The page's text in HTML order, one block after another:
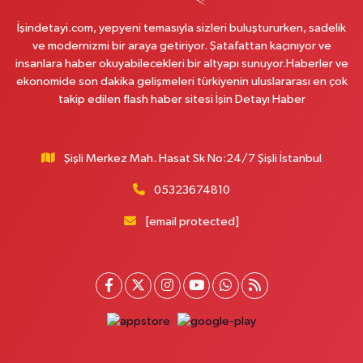
Moda Eczanesi
Başakşehir Mahallesi, Gazi Mustafa Kemal Bulvarı No:7 AD 3.İstanbul
Moda Evleri B1 Blok Başakşehir İstanbul
3.İstanbul Eczanesi
Başakşehir Mahallesi, Gazi Mustafa Kemal Bulvarı, 3.İstanbul Moda Evleri
No:7AO Başakşehir İstanbul
Yol Tarifi Al
Petroliş Mahallesi, Nirengi Sokak No:11 A Kartal İstanbul
İşindetayi.com, yepyeni temasıyla sizleri buluştururken, sadelik
ve modernizmi bir araya getiriyor. Şatafattan kaçınıyor ve
insanlara haber okuyabilecekleri bir altyapı sunuyor.Haberler ve
ekonomide son dakika gelişmeleri türkiyenin uluslararası en çok
takip edilen flash haber sitesi İşin Detayı Haber
Şişli Merkez Mah. Hasat Sk No:24/7 Şişli İstanbul
05323674810
[email protected]